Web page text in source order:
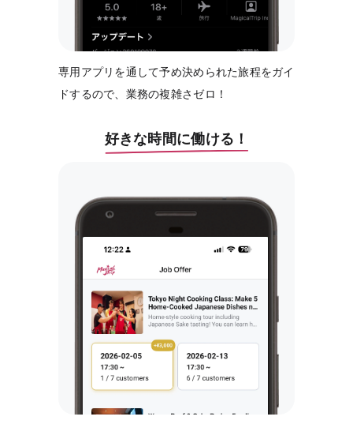
専用アプリを通して予め決められた旅程をガイ
ドするので、業務の複雑さゼロ！
好きな時間に働ける！